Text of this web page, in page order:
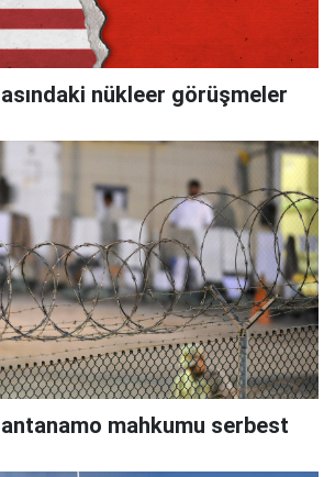
nükleer görüşmeler
mahkumu serbest